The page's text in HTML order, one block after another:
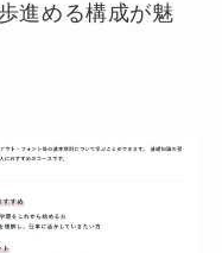
進める構成が魅